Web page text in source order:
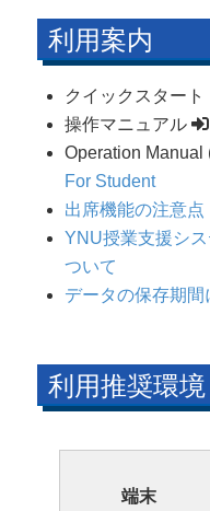
利用案内
クイックスタート
操作マニュアル
Operation
For Student
出席機能の注意点
YNU授業支援シ
ついて
データの保存期間
利用推奨環境
端末